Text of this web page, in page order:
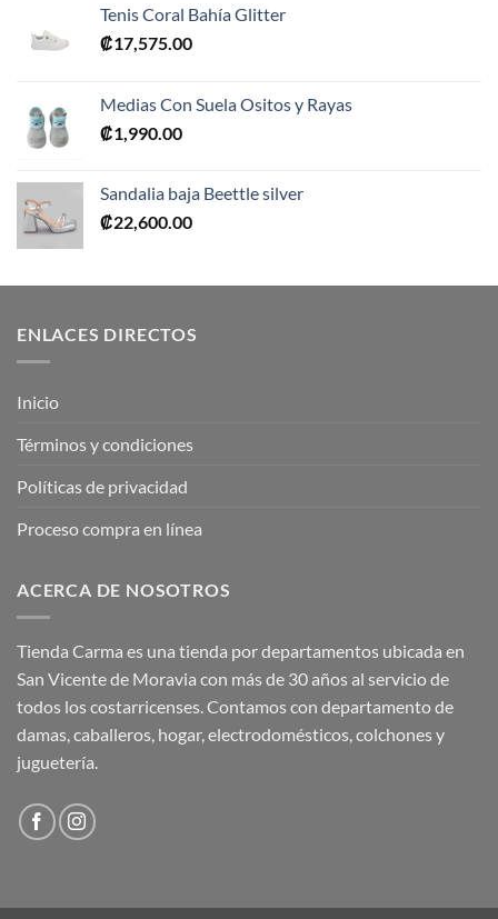
Tenis Coral Bahía Glitter
₡17,575.00
Medias Con Suela Ositos y Rayas
₡1,990.00
Sandalia baja Beettle silver
₡22,600.00
ENLACES DIRECTOS
Inicio
Términos y condiciones
Políticas de privacidad
Proceso compra en línea
ACERCA DE NOSOTROS
Tienda Carma es una tienda por departamentos ubicada en
San Vicente de Moravia con más de 30 años al servicio de
todos los costarricenses. Contamos con departamento de
damas, caballeros, hogar, electrodomésticos, colchones y
juguetería.